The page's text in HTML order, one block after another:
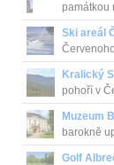
památkou
Ski areál
Kralický
pohoří v
Muzeum
barokně
Golf